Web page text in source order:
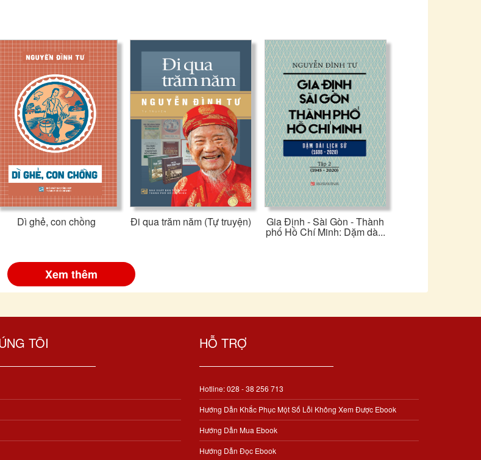
Dì ghẻ, con chồng Đi qua trăm năm (Tự truyện) Gia Định - Sài Gòn - Thành
phố Hồ Chí Minh: Dặm dà...
Xem thêm
TÔI HỖ TRỢ
Hotline: 028 - 38 256 713
Hướng Dẫn Khắc Phục Một Số Lỗi Không Xem Được Ebook
Hướng Dẫn Mua Ebook
Hướng Dẫn Đọc Ebook